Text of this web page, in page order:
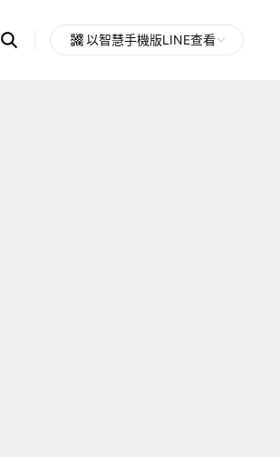
Search
OpenChats以智慧手機版LINE查看